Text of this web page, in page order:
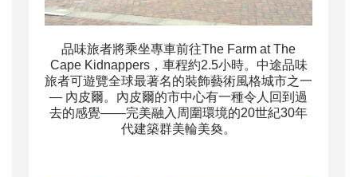
品味旅者將乘坐專車前往The Farm at The
Cape Kidnappers，車程約2.5小時。中途品味
旅者可遊覽全球最著名的裝飾藝術風格城市之一
— 內皮爾。內皮爾的市中心有一種令人回到過
去的感覺——完美融入周圍環境的20世紀30年
代建築群美輪美奐。